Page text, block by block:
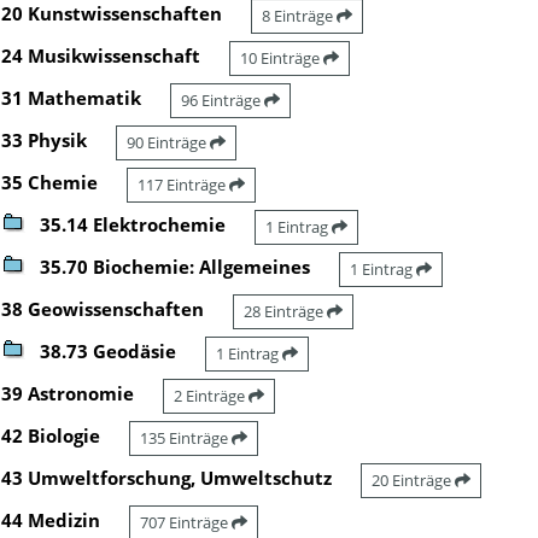
20 Kunstwissenschaften 8 Einträge
24 Musikwissenschaft 10 Einträge
31 Mathematik 96 Einträge
33 Physik 90 Einträge
35 Chemie 117 Einträge
35.14 Elektrochemie 1 Eintrag
35.70 Biochemie: Allgemeines 1 Eintrag
38 Geowissenschaften 28 Einträge
38.73 Geodäsie 1 Eintrag
39 Astronomie 2 Einträge
42 Biologie 135 Einträge
43 Umweltforschung, Umweltschutz 20 Einträge
44 Medizin 707 Einträge